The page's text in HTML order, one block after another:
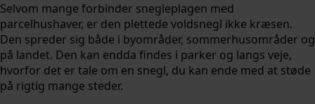
Selvom mange forbinder snegleplagen med
parcelhushaver, er den plettede voldsnegl ikke kræsen.
Den spreder sig både i byområder, sommerhusområder og
på landet. Den kan endda findes i parker og langs veje,
hvorfor det er tale om en snegl, du kan ende med at støde
på rigtig mange steder.